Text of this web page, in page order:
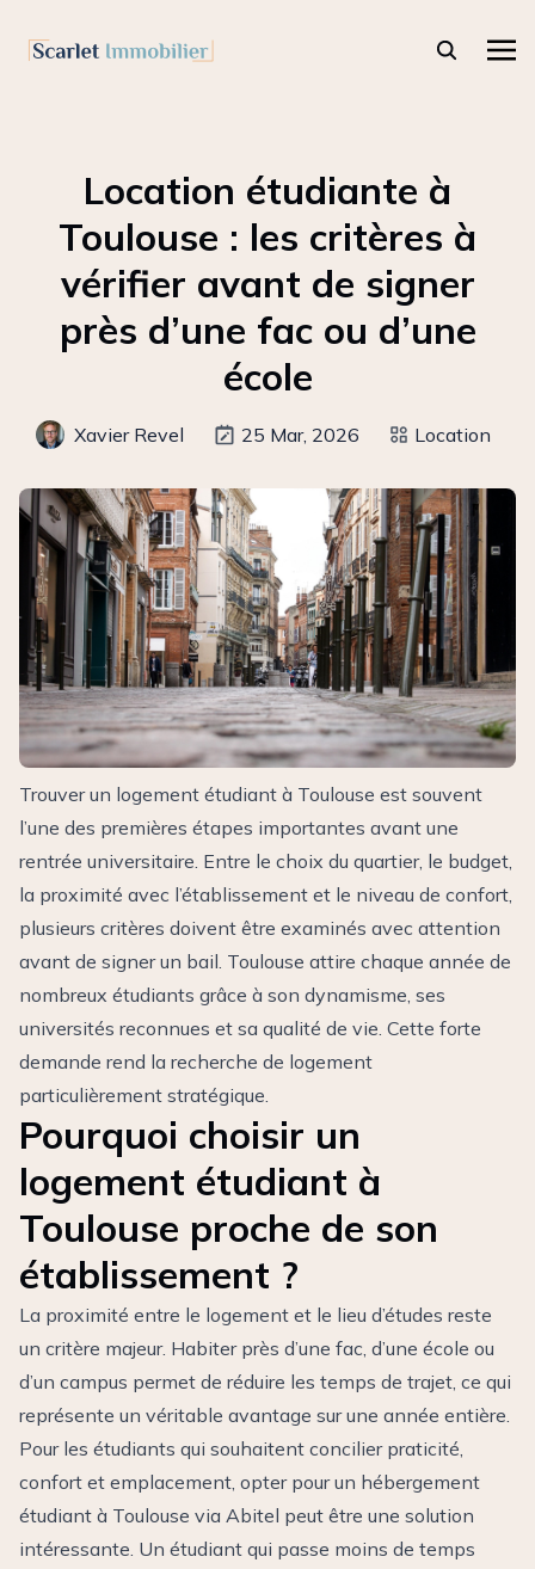
Location étudiante à
Toulouse : les critères à
vérifier avant de signer
près d’une fac ou d’une
école
Xavier Revel 25 Mar, 2026 Location
Trouver un logement étudiant à Toulouse est souvent
l’une des premières étapes importantes avant une
rentrée universitaire. Entre le choix du quartier, le budget,
la proximité avec l’établissement et le niveau de confort,
plusieurs critères doivent être examinés avec attention
avant de signer un bail. Toulouse attire chaque année de
nombreux étudiants grâce à son dynamisme, ses
universités reconnues et sa qualité de vie. Cette forte
demande rend la recherche de logement
particulièrement stratégique.
Pourquoi choisir un
logement étudiant à
Toulouse proche de son
établissement ?
La proximité entre le logement et le lieu d’études reste
un critère majeur. Habiter près d’une fac, d’une école ou
d’un campus permet de réduire les temps de trajet, ce qui
représente un véritable avantage sur une année entière.
Pour les étudiants qui souhaitent concilier praticité,
confort et emplacement, opter pour un hébergement
étudiant à Toulouse via Abitel peut être une solution
intéressante. Un étudiant qui passe moins de temps